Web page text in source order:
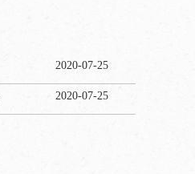
2020-07-25
2020-07-25